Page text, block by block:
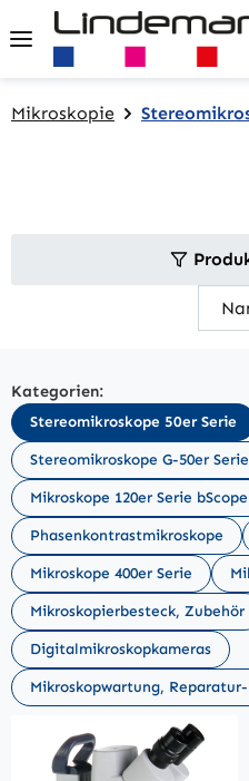
Zum Hauptinhalt springen
Mikroskopie
Kategorien:
Stereomikroskope 50er Serie
Stereomikroskope G-50er Serie
Mikroskope 120er Serie bScope
Phasenkontrastmikroskope
Mikroskope 400er Serie
Mikroskopierbesteck, Zubehör
Digitalmikroskopkameras
Mikroskopwartung,